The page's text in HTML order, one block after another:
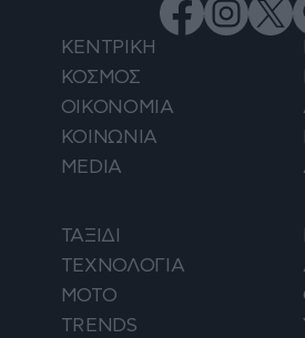
ΚΕΝΤΡΙΚΗ
ΚΟΣΜΟΣ
ΟΙΚΟΝΟΜΙΑ
ΚΟΙΝΩΝΙΑ
MEDIA
ΤΑΞΙΔΙ
ΤΕΧΝΟΛΟΓΙΑ
ΜΟΤΟ
TRENDS